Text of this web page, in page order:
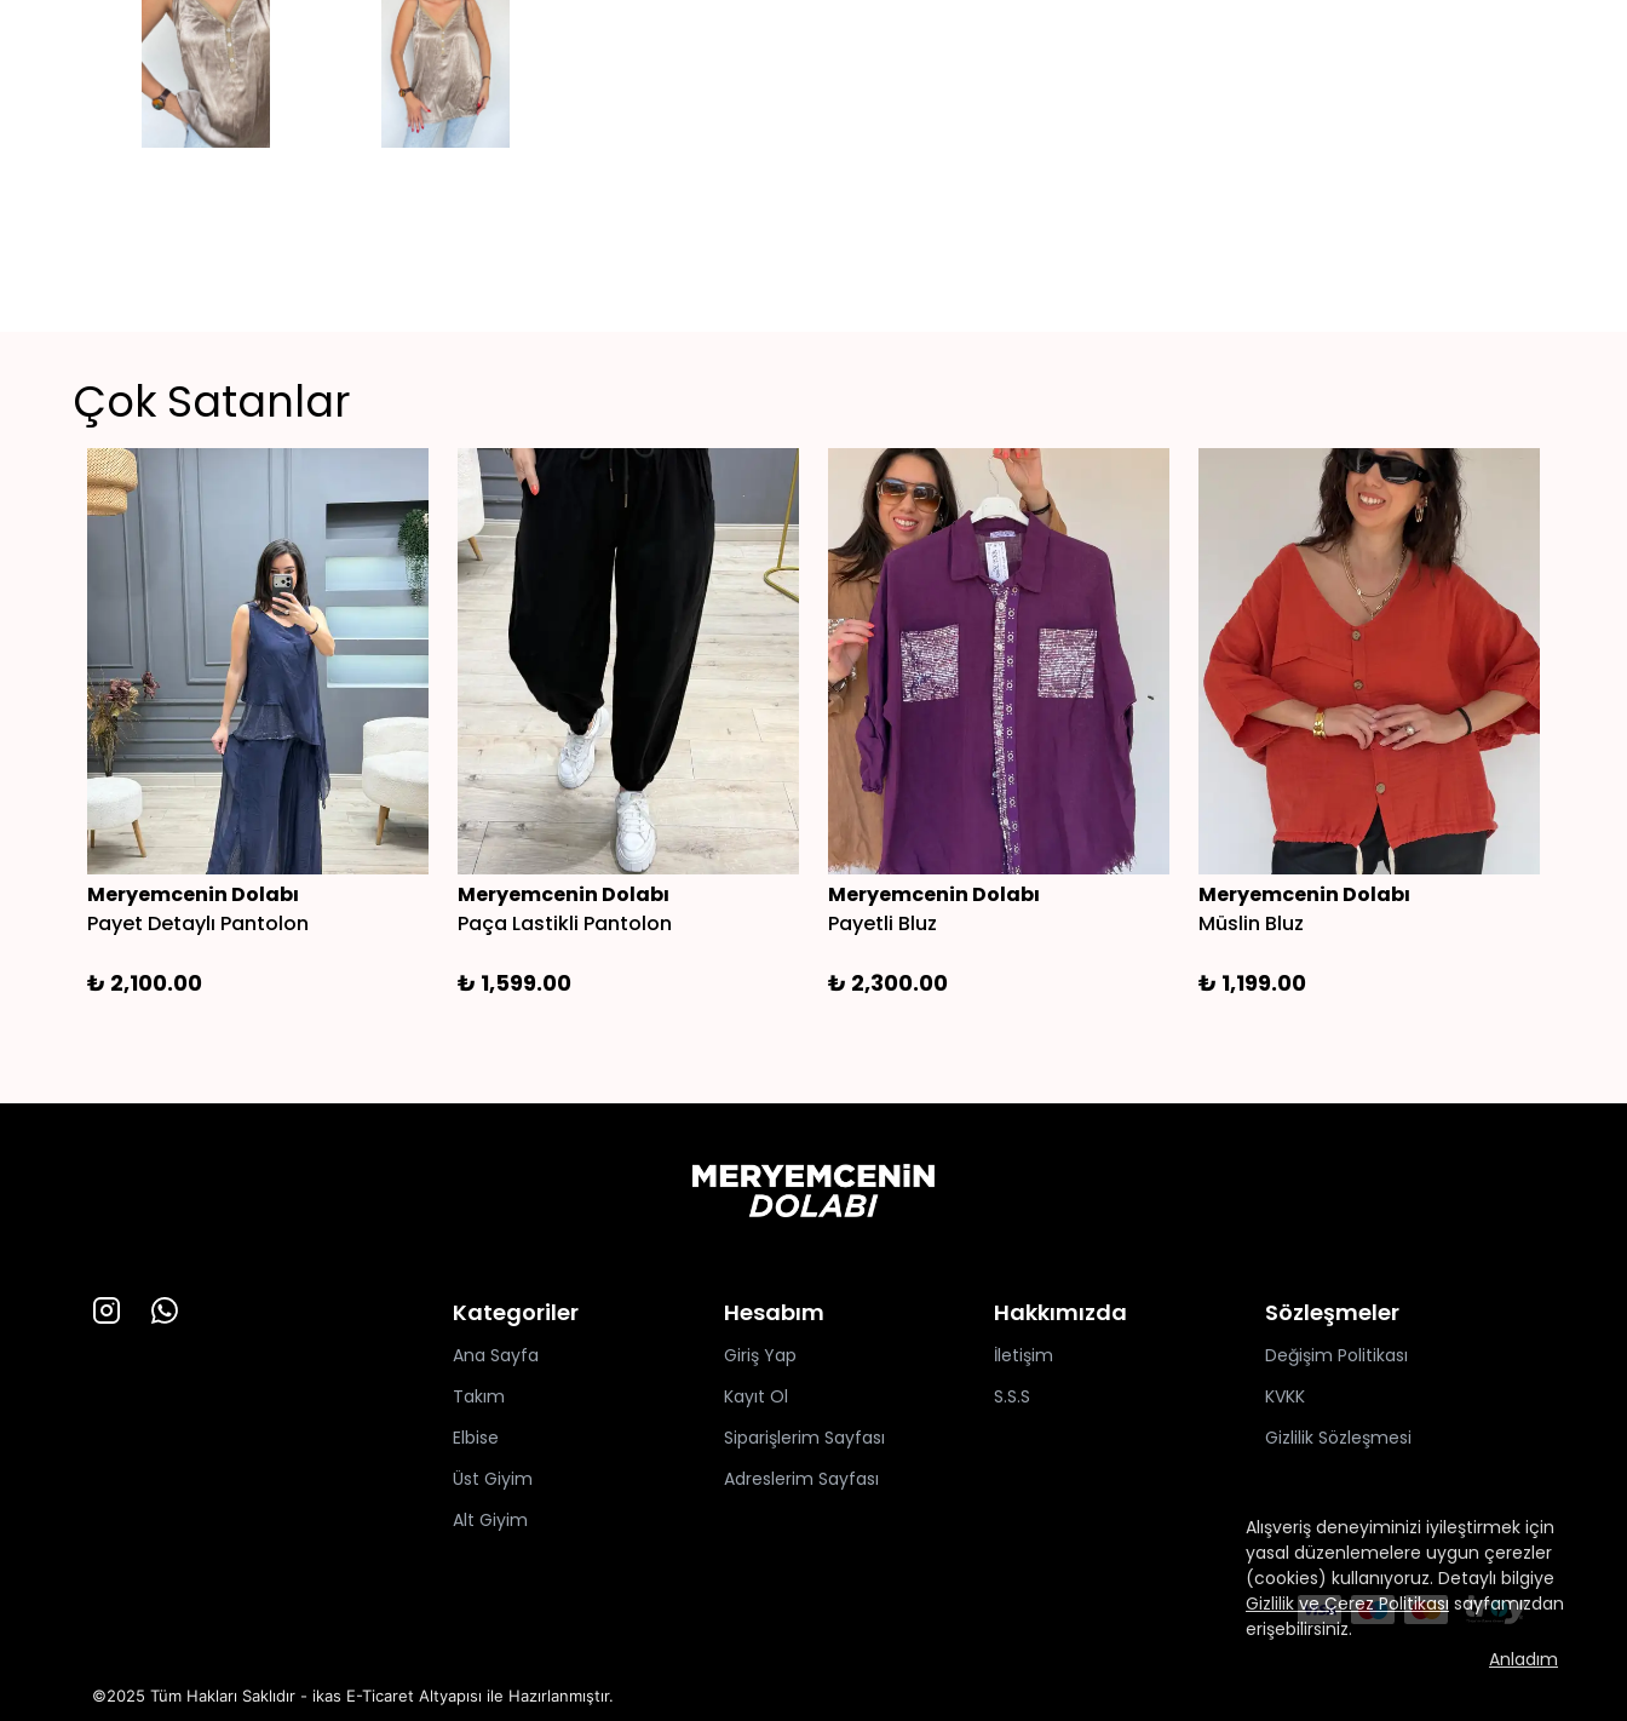
Alışveriş deneyiminizi iyileştirmek için
yasal düzenlemelere uygun çerezler
(cookies) kullanıyoruz. Detaylı bilgiye
Gizlilik ve Çerez Politikası sayfamızdan
erişebilirsiniz.
Anladım
Çok Satanlar
Meryemcenin Dolabı
Payet Detaylı Pantolon
₺ 2,100.00
Meryemcenin Dolabı
Paça Lastikli Pantolon
₺ 1,599.00
Meryemcenin Dolabı
Payetli Bluz
₺ 2,300.00
Meryemcenin Dolabı
Müslin Bluz
₺ 1,199.00
Kategoriler
Ana Sayfa
Takım
Elbise
Üst Giyim
Alt Giyim
Hesabım
Giriş Yap
Kayıt Ol
Siparişlerim Sayfası
Adreslerim Sayfası
Hakkımızda
İletişim
S.S.S
Sözleşmeler
Değişim Politikası
KVKK
Gizlilik Sözleşmesi
©2025 Tüm Hakları Saklıdır - ikas E-Ticaret Altyapısı ile Hazırlanmıştır.